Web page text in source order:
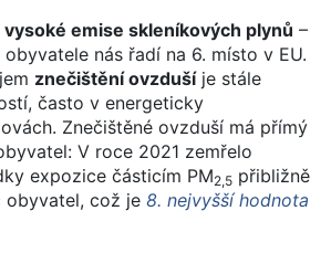
vysoké emise skleníkových plynů –
obyvatele nás řadí na 6. místo v EU.
znečištění ovzdušíje stále
často v energeticky
Znečištěné ovzduší má přímý
V roce 2021 zemřelo
expozice částicím PM2,5 přibližně
obyvatel, což je 8. nejvyšší hodnota